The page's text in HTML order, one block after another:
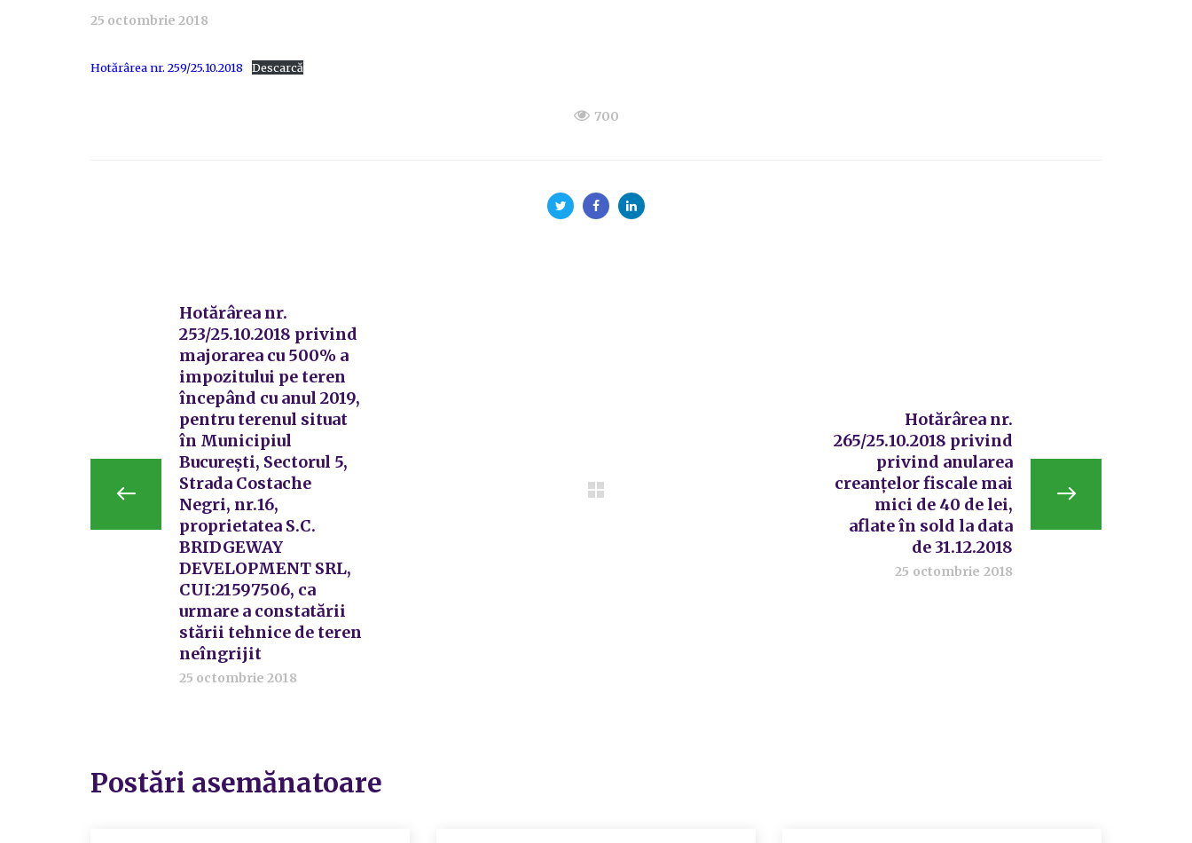
25 octombrie 2018
Hotărârea nr. 259/25.10.2018 Descarcă
700
Hotărârea nr.
253/25.10.2018 privind
majorarea cu 500% a
impozitului pe teren
începând cu anul 2019,
pentru terenul situat
în Municipiul
București, Sectorul 5,
Strada Costache
Negri, nr.16,
proprietatea S.C.
BRIDGEWAY
DEVELOPMENT SRL,
CUI:21597506, ca
urmare a constatării
stării tehnice de teren
neîngrijit
25 octombrie 2018
Hotărârea nr.
265/25.10.2018 privind
privind anularea
creanțelor fiscale mai
mici de 40 de lei,
aflate în sold la data
de 31.12.2018
25 octombrie 2018
Postări asemănatoare